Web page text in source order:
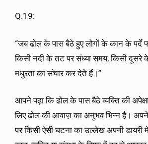
Q.19:
“जब ढोल के पास बैठे हुए लोगों के कान के पर्दे
किसी नदी के तट पर संध्या समय, किसी दूसरे
मधुरता का संचार कर देते हैं।”
आपने पढ़ा कि ढोल के पास बैठे व्यक्ति की
लिए ढोल की आवाज़ का अनुभव भिन्न है।
पर किसी ऐसी घटना का उल्लेख अपनी डायरी